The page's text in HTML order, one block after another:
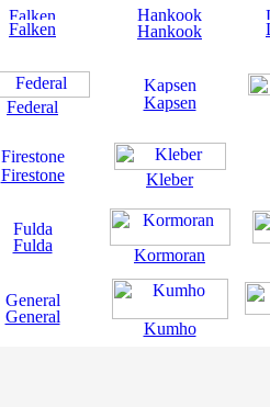
Falken
Federal
Firestone
Fulda
General
Hankook
Kapsen
Kleber
Kormoran
Kumho